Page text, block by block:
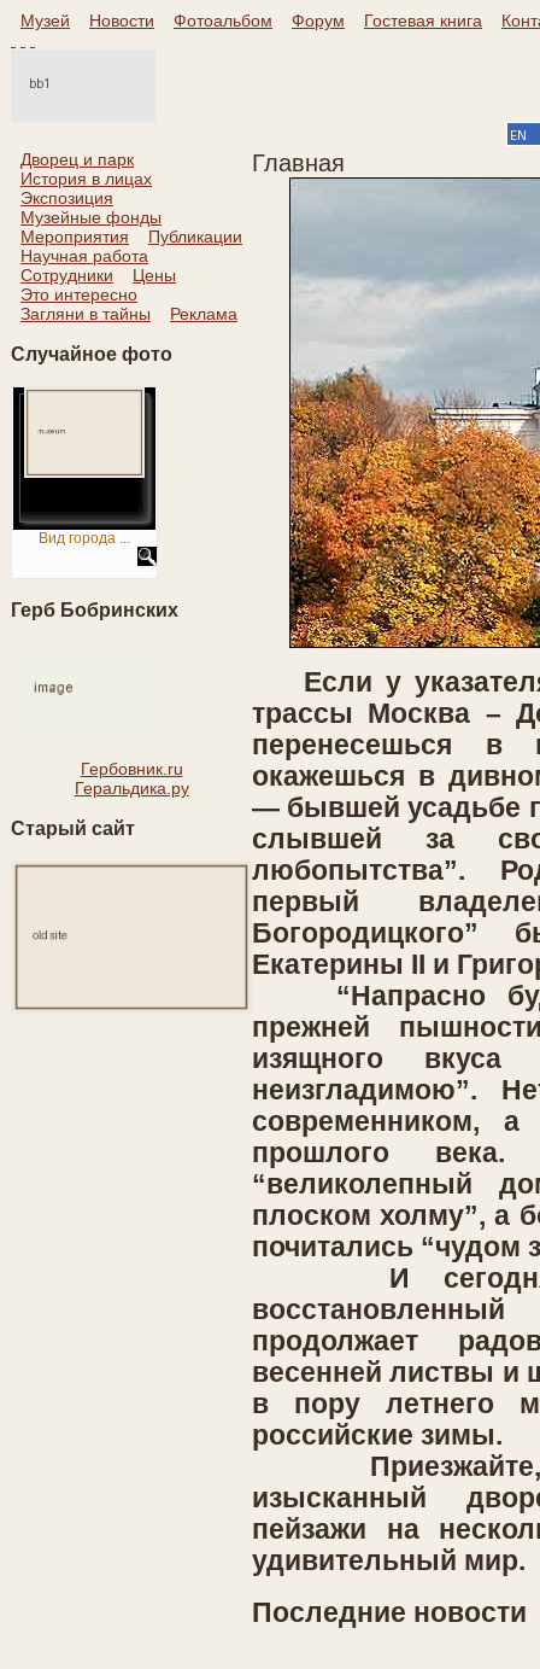
Музей Новости Фотоальбом Форум Гостевая книга
Дворец и парк
История в лицах
Экспозиция
Музейные фонды
Мероприятия
Публикации
Научная работа
Сотрудники
Цены
Это интересно
Загляни в тайны
Реклама
Случайное фото
Вид города ...
Герб Бобринских
Гербовник.ru
Геральдика.ру
Старый сайт
Главная
Если у
трассы Москва –
перенесешься в
окажешься в
— бывшей усадьбе
слывшей за
любопытства”.
первый
Екатерины II и
“Напрасно
прежней
изящного вкуса
неизгладимою”.
современником, а
прошлого
“великолепный
плоском холму”, а
почитались “чудом
И сегодня,
продолжает
весенней листвы и
в пору летнего
российские зимы.
Приезжайте, и
изысканный
пейзажи на
удивительный мир.
Последние новости